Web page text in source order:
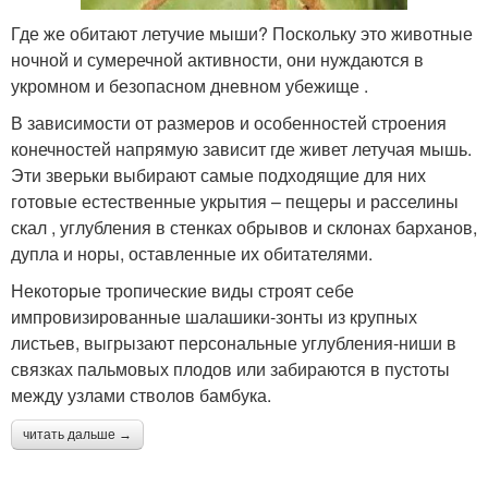
Где же обитают летучие мыши? Поскольку это животные
ночной и сумеречной активности, они нуждаются в
укромном и безопасном дневном убежище .
В зависимости от размеров и особенностей строения
конечностей напрямую зависит где живет летучая мышь.
Эти зверьки выбирают самые подходящие для них
готовые естественные укрытия – пещеры и расселины
скал , углубления в стенках обрывов и склонах барханов,
дупла и норы, оставленные их обитателями.
Некоторые тропические виды строят себе
импровизированные шалашики-зонты из крупных
листьев, выгрызают персональные углубления-ниши в
связках пальмовых плодов или забираются в пустоты
между узлами стволов бамбука.
читать дальше →